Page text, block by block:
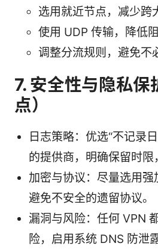
选用就近节点，减少跨
使用 UDP 传输，降低
调整分流规则，避免不
7. 安全性与隐私保
点）
日志策略：优选“不记录
的提供商，明确保留时限
加密与协议：尽量选用强
避免不安全的遗留协议。
漏洞与风险：任何 VPN
险，启用系统 DNS 防泄